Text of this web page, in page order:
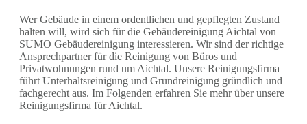
Wer Gebäude in einem ordentlichen und gepflegten Zustand
halten will, wird sich für die Gebäudereinigung Aichtal von
SUMO Gebäudereinigung interessieren. Wir sind der richtige
Ansprechpartner für die Reinigung von Büros und
Privatwohnungen rund um Aichtal. Unsere Reinigungsfirma
führt Unterhaltsreinigung und Grundreinigung gründlich und
fachgerecht aus. Im Folgenden erfahren Sie mehr über unsere
Reinigungsfirma für Aichtal.